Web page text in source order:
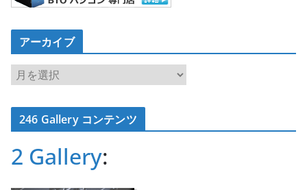
アーカイブ
ア
ー
カ
イ246 Gallery コンテンツ
2 Gallery: